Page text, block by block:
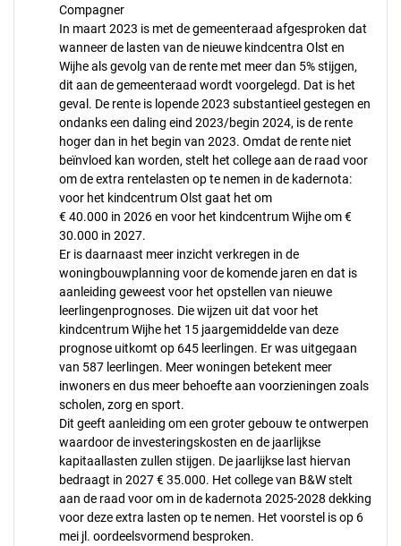
Compagner
In maart 2023 is met de gemeenteraad afgesproken dat
wanneer de lasten van de nieuwe kindcentra Olst en
Wijhe als gevolg van de rente met meer dan 5% stijgen,
dit aan de gemeenteraad wordt voorgelegd. Dat is het
geval. De rente is lopende 2023 substantieel gestegen en
ondanks een daling eind 2023/begin 2024, is de rente
hoger dan in het begin van 2023. Omdat de rente niet
beïnvloed kan worden, stelt het college aan de raad voor
om de extra rentelasten op te nemen in de kadernota:
voor het kindcentrum Olst gaat het om
€ 40.000 in 2026 en voor het kindcentrum Wijhe om €
30.000 in 2027.
Er is daarnaast meer inzicht verkregen in de
woningbouwplanning voor de komende jaren en dat is
aanleiding geweest voor het opstellen van nieuwe
leerlingenprognoses. Die wijzen uit dat voor het
kindcentrum Wijhe het 15 jaargemiddelde van deze
prognose uitkomt op 645 leerlingen. Er was uitgegaan
van 587 leerlingen. Meer woningen betekent meer
inwoners en dus meer behoefte aan voorzieningen zoals
scholen, zorg en sport.
Dit geeft aanleiding om een groter gebouw te ontwerpen
waardoor de investeringskosten en de jaarlijkse
kapitaallasten zullen stijgen. De jaarlijkse last hiervan
bedraagt in 2027 € 35.000. Het college van B&W stelt
aan de raad voor om in de kadernota 2025-2028 dekking
voor deze extra lasten op te nemen. Het voorstel is op 6
mei jl. oordeelsvormend besproken.